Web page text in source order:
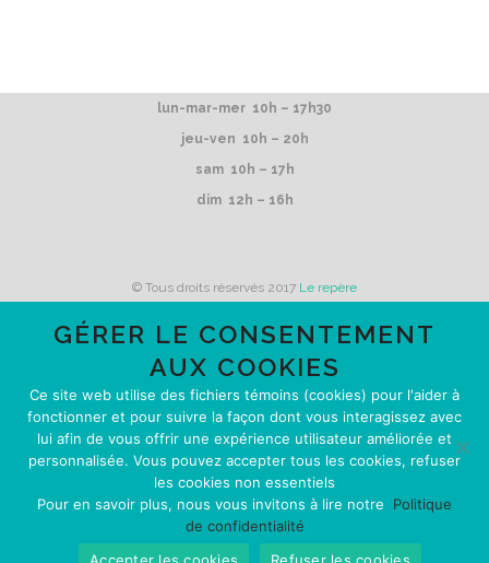
lun-mar-mer 10h – 17h30
jeu-ven 10h – 20h
sam 10h – 17h
dim 12h – 16h
© Tous droits réservés 2017 Le repère
Le repère reçoit du financement de
POLITIQUE DE CONFIDENTIALITÉ
GÉRER LE CONSENTEMENT
AUX COOKIES
Ce site web utilise des fichiers témoins (cookies) pour l'aider à
fonctionner et pour suivre la façon dont vous interagissez avec
lui afin de vous offrir une expérience utilisateur améliorée et
personnalisée. Vous pouvez accepter tous les cookies, refuser
les cookies non essentiels
Pour en savoir plus, nous vous invitons à lire notre Politique
de confidentialité
Accepter les cookies
Refuser les cookies